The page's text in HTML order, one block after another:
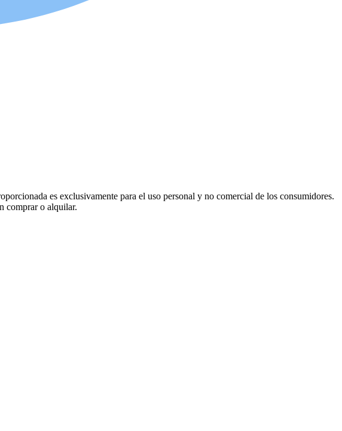
es exclusivamente para el uso personal y no comercial de los consumidores.
comprar o alquilar.